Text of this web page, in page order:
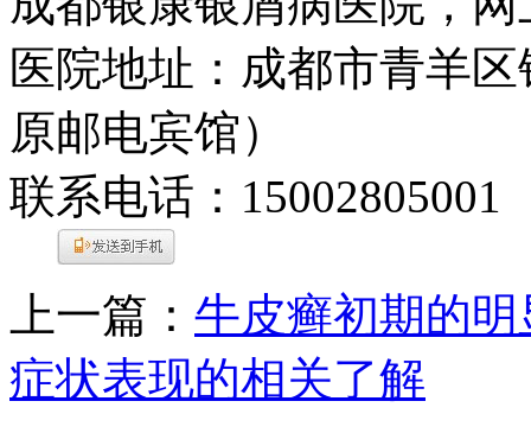
医院地址：成都市青羊
原邮电宾馆）
联系电话：15002805001
上一篇： 牛皮癣初期的
症状表现的相关了解